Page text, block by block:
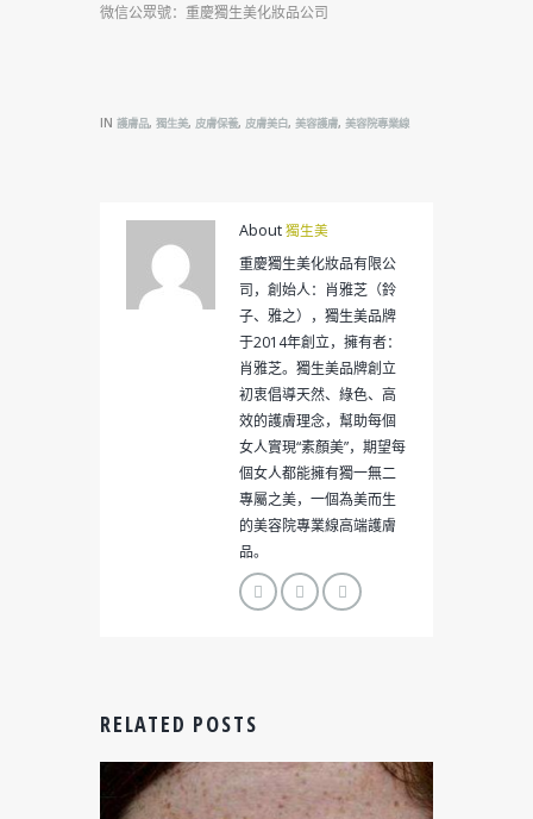
微信公眾號：重慶獨生美化妝品公司
IN 護膚品, 獨生美, 皮膚保養, 皮膚美白, 美容護膚, 美容院專業線
About獨生美
重慶獨生美化妝品有限公
司，創始人：肖雅芝（鈴
子、雅之），獨生美品牌
于2014年創立，擁有者：
肖雅芝。獨生美品牌創立
初衷倡導天然、綠色、高
效的護膚理念，幫助每個
女人實現“素顏美”，期望每
個女人都能擁有獨一無二
專屬之美，一個為美而生
的美容院專業線高端護膚
品。
RELATED POSTS